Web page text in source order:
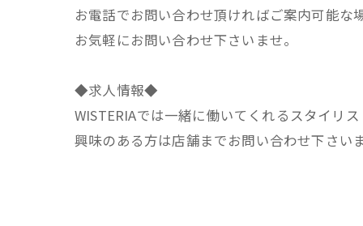
お電話でお問い合わせ頂ければご案内可能な
お気軽にお問い合わせ下さいませ。
◆求人情報◆
WISTERIAでは一緒に働いてくれるスタイリ
興味のある方は店舗までお問い合わせ下さい